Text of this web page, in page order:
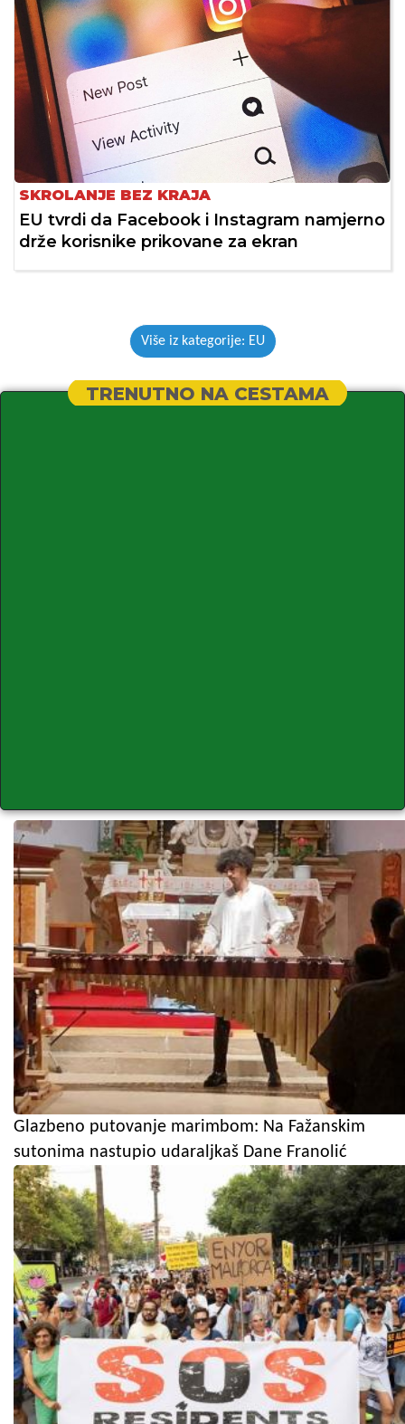
SKROLANJE BEZ KRAJA
EU tvrdi da Facebook i Instagram namjerno
drže korisnike prikovane za ekran
Više iz kategorije: EU
TRENUTNO NA CESTAMA
Glazbeno putovanje marimbom: Na Fažanskim
sutonima nastupio udaraljkaš Dane Franolić